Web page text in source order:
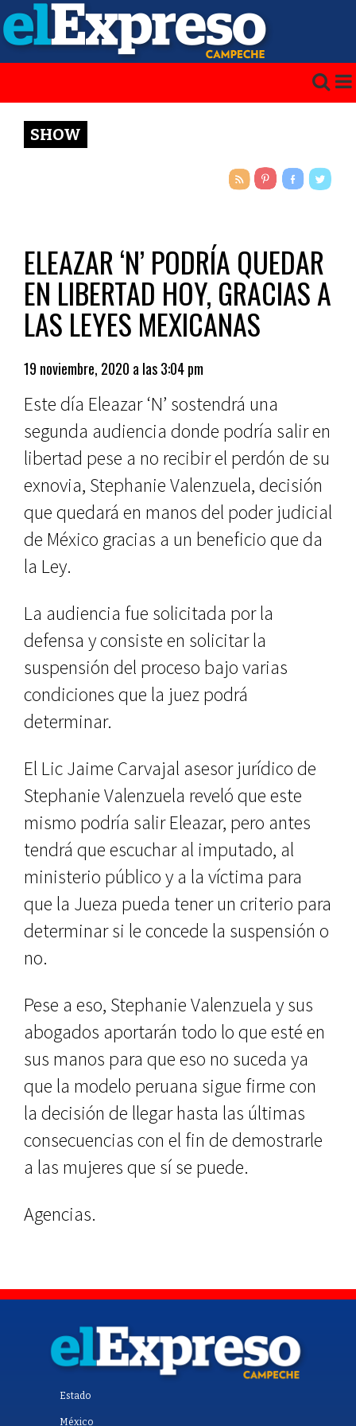
SHOW
ELEAZAR ‘N’ PODRÍA QUEDAR
EN LIBERTAD HOY, GRACIAS A
LAS LEYES MEXICANAS
19 noviembre, 2020 a las 3:04 pm
Este día Eleazar ‘N’ sostendrá una
segunda audiencia donde podría salir en
libertad pese a no recibir el perdón de su
exnovia, Stephanie Valenzuela, decisión
que quedará en manos del poder judicial
de México gracias a un beneficio que da
la Ley.
La audiencia fue solicitada por la
defensa y consiste en solicitar la
suspensión del proceso bajo varias
condiciones que la juez podrá
determinar.
El Lic Jaime Carvajal asesor jurídico de
Stephanie Valenzuela reveló que este
mismo podría salir Eleazar, pero antes
tendrá que escuchar al imputado, al
ministerio público y a la víctima para
que la Jueza pueda tener un criterio para
determinar si le concede la suspensión o
no.
Pese a eso, Stephanie Valenzuela y sus
abogados aportarán todo lo que esté en
sus manos para que eso no suceda ya
que la modelo peruana sigue firme con
la decisión de llegar hasta las últimas
consecuencias con el fin de demostrarle
a las mujeres que sí se puede.
Agencias.
Estado
México